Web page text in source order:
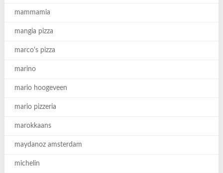
mammamia
mangia pizza
marco's pizza
marino
mario hoogeveen
mario pizzeria
marokkaans
maydanoz amsterdam
michelin